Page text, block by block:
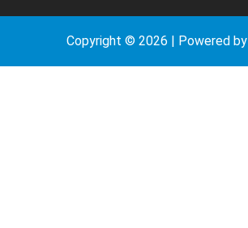
Copyright © 2026 | Powered by